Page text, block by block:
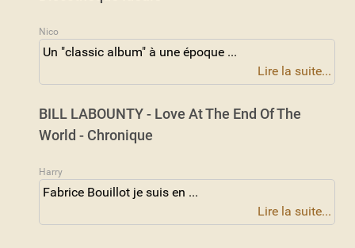
Nico
Un "classic album" à une époque ...
Lire la suite...
BILL LABOUNTY - Love At The End Of The
World - Chronique
Harry
Fabrice Bouillot je suis en ...
Lire la suite...